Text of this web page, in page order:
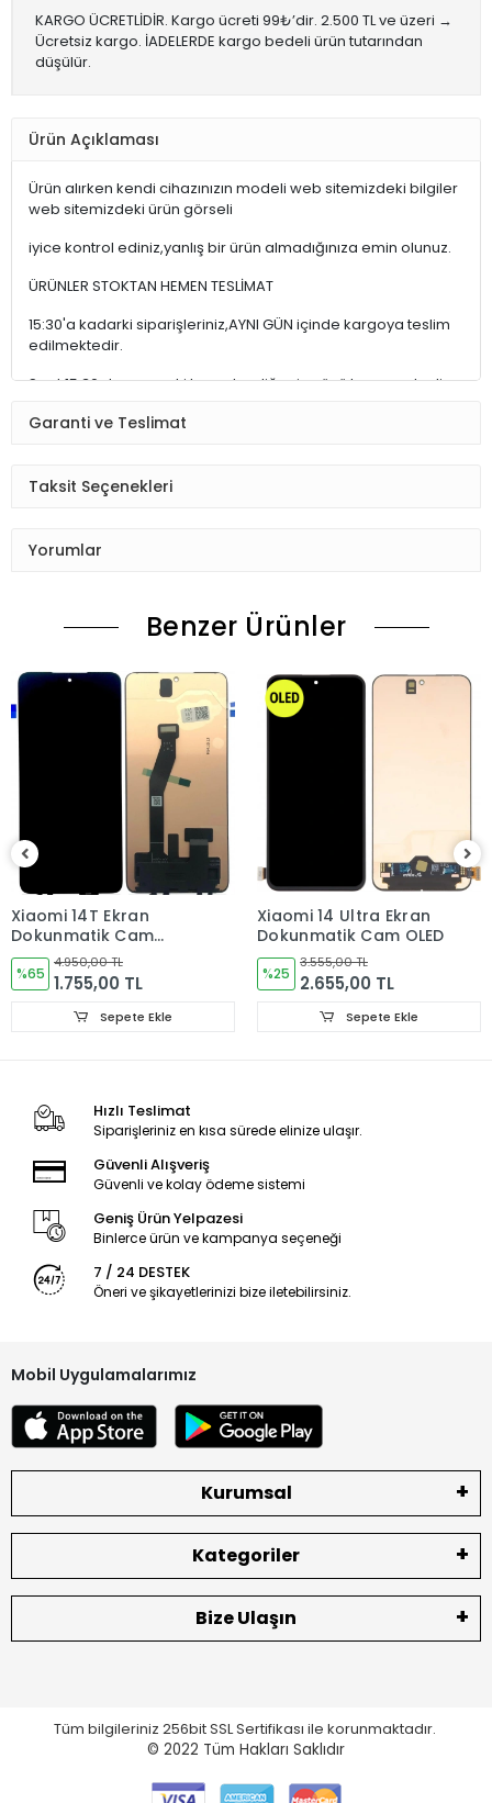
KARGO ÜCRETLİDİR. Kargo ücreti 99₺’dir. 2.500 TL ve üzeri →
Ücretsiz kargo. İADELERDE kargo bedeli ürün tutarından
düşülür.
Ürün Açıklaması
Ürün alırken kendi cihazınızın modeli web sitemizdeki bilgiler
web sitemizdeki ürün görseli
iyice kontrol ediniz,yanlış bir ürün almadığınıza emin olunuz.
ÜRÜNLER STOKTAN HEMEN TESLİMAT
15:30'a kadarki siparişleriniz,AYNI GÜN içinde kargoya teslim
edilmektedir.
Saat 15:30 dan sonraki kargolar,diğer iş günü kargoya teslim
Siparişiniz kontrol ediniz.Telefon adres email gibi yanlışlık
düzenlenmesini isteyiniz.
Sizinle irtibata gecektir.
ekranı dışardan deneyiniz.) halde test ediniz.Sorun cıkarsa
Sorun yoksa Montajına Başlayın Sorumluluk Size aittir.
Montajı yapılmış,yapıştırılmış,kullanılmış ürünlerin iade ve
değişimi yoktur.
Ürün Değişimlerinde KARGO bedeli Bize aittir.Ürün
iadelerinde Kargo Bedelleri Müşteriye yansıtılır.
Ürün Değişimler "Garanti ve iade" Kısmını takip ediniz.
Ekran Türü ÇITALI
Garanti ve Teslimat
Taksit Seçenekleri
Yorumlar
Benzer Ürünler
Xiaomi 14T Ekran
Dokunmatik Cam
ORJINAL
%65
4.950,00 TL
1.755,00 TL
Sepete Ekle
Xiaomi 14 Ultra Ekran
Dokunmatik Cam OLED
%25
3.555,00 TL
2.655,00 TL
Sepete Ekle
Hızlı Teslimat
Siparişleriniz en kısa sürede elinize ulaşır.
Güvenli Alışveriş
Güvenli ve kolay ödeme sistemi
Geniş Ürün Yelpazesi
Binlerce ürün ve kampanya seçeneği
7 / 24 DESTEK
Öneri ve şikayetlerinizi bize iletebilirsiniz.
Mobil Uygulamalarımız
Kurumsal
Kategoriler
Bize Ulaşın
Tüm bilgileriniz 256bit SSL Sertifikası ile korunmaktadır.
© 2022 Tüm Hakları Saklıdır